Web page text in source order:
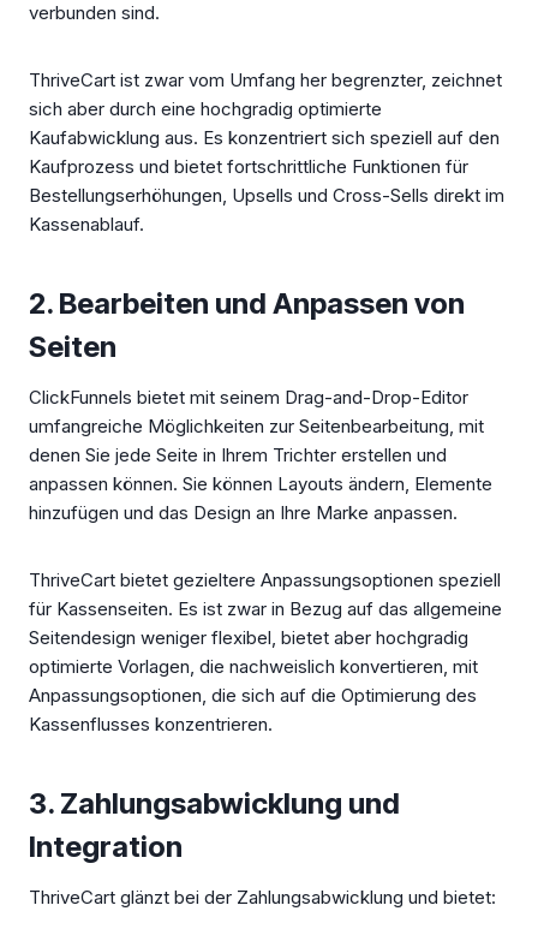
verbunden sind.
ThriveCart ist zwar vom Umfang her begrenzter, zeichnet
sich aber durch eine hochgradig optimierte
Kaufabwicklung aus. Es konzentriert sich speziell auf den
Kaufprozess und bietet fortschrittliche Funktionen für
Bestellungserhöhungen, Upsells und Cross-Sells direkt im
Kassenablauf.
2. Bearbeiten und Anpassen von
Seiten
ClickFunnels bietet mit seinem Drag-and-Drop-Editor
umfangreiche Möglichkeiten zur Seitenbearbeitung, mit
denen Sie jede Seite in Ihrem Trichter erstellen und
anpassen können. Sie können Layouts ändern, Elemente
hinzufügen und das Design an Ihre Marke anpassen.
ThriveCart bietet gezieltere Anpassungsoptionen speziell
für Kassenseiten. Es ist zwar in Bezug auf das allgemeine
Seitendesign weniger flexibel, bietet aber hochgradig
optimierte Vorlagen, die nachweislich konvertieren, mit
Anpassungsoptionen, die sich auf die Optimierung des
Kassenflusses konzentrieren.
3. Zahlungsabwicklung und
Integration
ThriveCart glänzt bei der Zahlungsabwicklung und bietet: